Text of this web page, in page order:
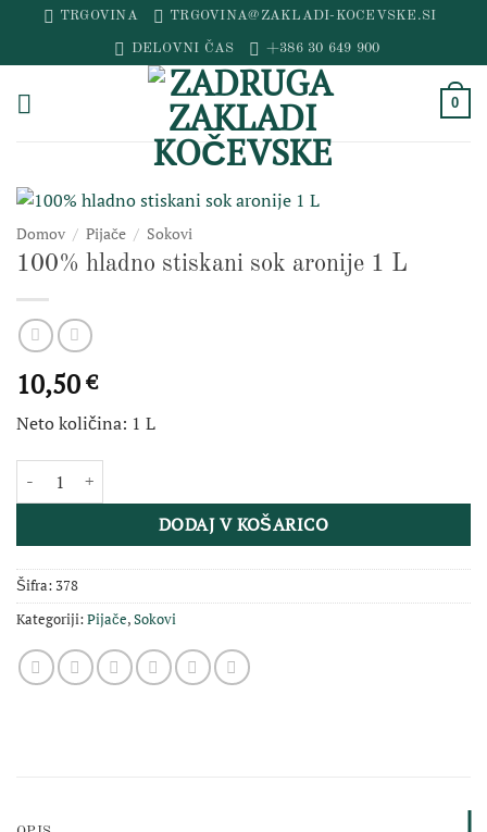
content
TRGOVINA TRGOVINA@ZAKLADI-KOCEVSKE.SI
DELOVNI ČAS +386 30 649 900
0
Domov / Pijače / Sokovi
100% hladno stiskani sok aronije 1 L
10,50€
Neto količina: 1 L
DODAJ V KOŠARICO
Šifra: 378
Kategoriji:Pijače,Sokovi